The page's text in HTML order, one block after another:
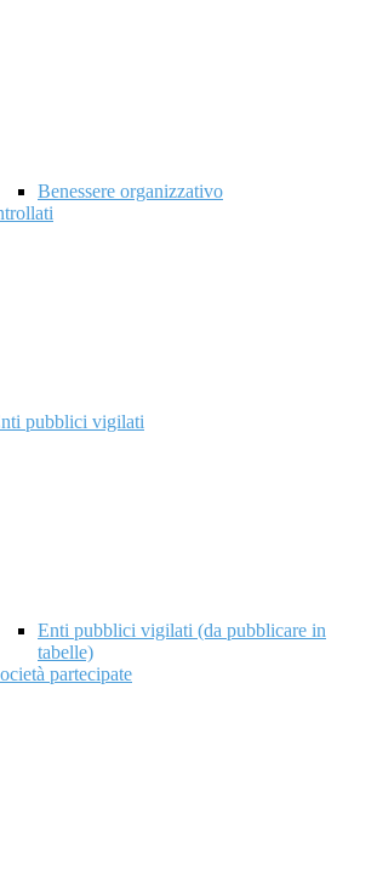
Benessere organizzativo
pubblici vigilati
Enti pubblici vigilati (da pubblicare in
tabelle)
partecipate